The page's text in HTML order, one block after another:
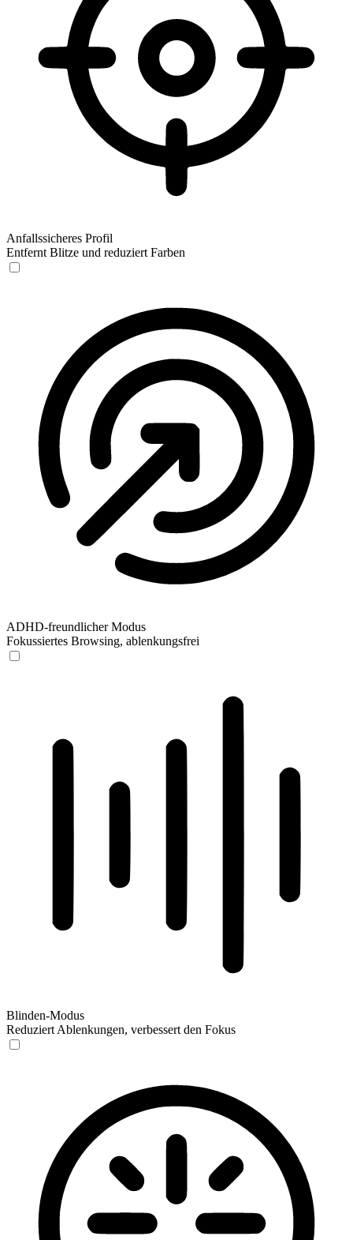
Anfallssicheres Profil
Entfernt Blitze und reduziert Farben
ADHD-freundlicher Modus
Fokussiertes Browsing, ablenkungsfrei
Blinden-Modus
Reduziert Ablenkungen, verbessert den Fokus